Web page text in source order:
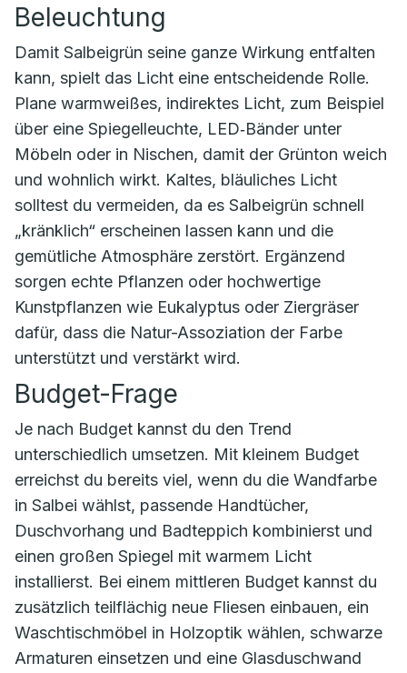
Beleuchtung
Damit Salbeigrün seine ganze Wirkung entfalten
kann, spielt das Licht eine entscheidende Rolle.
Plane warmweißes, indirektes Licht, zum Beispiel
über eine Spiegelleuchte, LED‑Bänder unter
Möbeln oder in Nischen, damit der Grünton weich
und wohnlich wirkt. Kaltes, bläuliches Licht
solltest du vermeiden, da es Salbeigrün schnell
„kränklich“ erscheinen lassen kann und die
gemütliche Atmosphäre zerstört. Ergänzend
sorgen echte Pflanzen oder hochwertige
Kunstpflanzen wie Eukalyptus oder Ziergräser
dafür, dass die Natur-Assoziation der Farbe
unterstützt und verstärkt wird.
Budget-Frage
Je nach Budget kannst du den Trend
unterschiedlich umsetzen. Mit kleinem Budget
erreichst du bereits viel, wenn du die Wandfarbe
in Salbei wählst, passende Handtücher,
Duschvorhang und Badteppich kombinierst und
einen großen Spiegel mit warmem Licht
installierst. Bei einem mittleren Budget kannst du
zusätzlich teilflächig neue Fliesen einbauen, ein
Waschtischmöbel in Holzoptik wählen, schwarze
Armaturen einsetzen und eine Glasduschwand